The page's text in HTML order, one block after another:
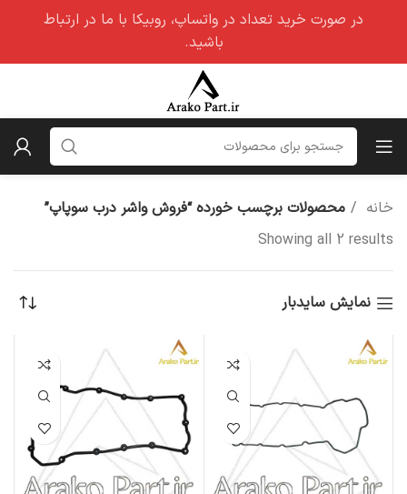
خانه
محصولات برچسب خورده “فروش واشر درب سوپاپ”
Showing all 2 results
نمایش سایدبار
در صورت خرید تعداد در واتساپ، روبیکا با ما در ارتباط
باشید.